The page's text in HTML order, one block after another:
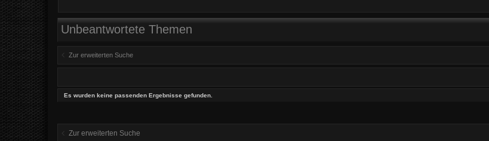
Unbeantwortete Themen
Zur erweiterten Suche
Es wurden keine passenden Ergebnisse gefunden.
Zur erweiterten Suche